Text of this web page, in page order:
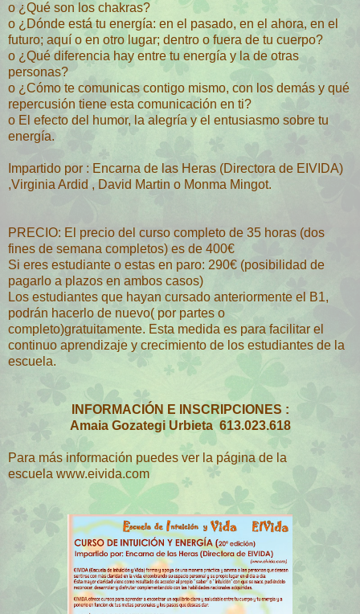
o ¿Qué son los chakras?
o ¿Dónde está tu energía: en el pasado, en el ahora, en el
futuro; aquí o en otro lugar; dentro o fuera de tu cuerpo?
o ¿Qué diferencia hay entre tu energía y la de otras
personas?
o ¿Cómo te comunicas contigo mismo, con los demás y qué
repercusión tiene esta comunicación en ti?
o El efecto del humor, la alegría y el entusiasmo sobre tu
energía.
Impartido por : Encarna de las Heras (Directora de EIVIDA)
,Virginia Ardid , David Martin o Monma Mingot.
PRECIO: El precio del curso completo de 35 horas (dos
fines de semana completos) es de 400€
Si eres estudiante o estas en paro: 290€ (posibilidad de
pagarlo a plazos en ambos casos)
Los estudiantes que hayan cursado anteriormente el B1,
podrán hacerlo de nuevo( por partes o
completo)gratuitamente. Esta medida es para facilitar el
continuo aprendizaje y crecimiento de los estudiantes de la
escuela.
INFORMACIÓN E INSCRIPCIONES :
Amaia Gozategi Urbieta613.023.618
Para más información puedes ver la página de la
escuela www.eivida.com